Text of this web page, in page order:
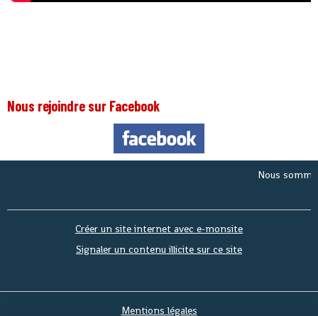
Nous rejoindre sur Facebook
Nous sommes le
Créer un site internet avec e-monsite
Signaler un contenu illicite sur ce site
Mentions légales